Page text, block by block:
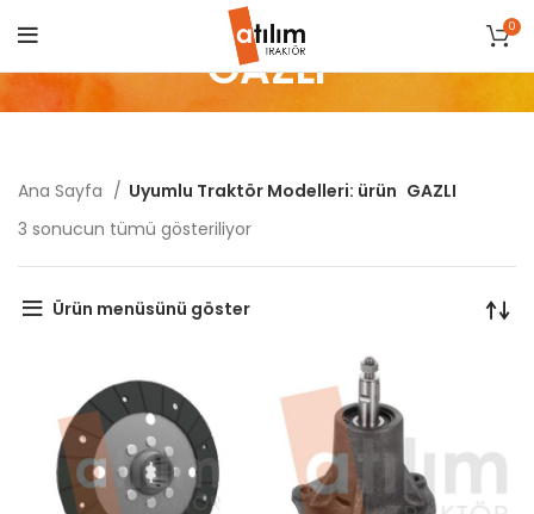
0
GAZLI
Ana Sayfa Uyumlu Traktör Modelleri: ürün GAZLI
3 sonucun tümü gösteriliyorPopülerliğe
Ürün menüsünü göster